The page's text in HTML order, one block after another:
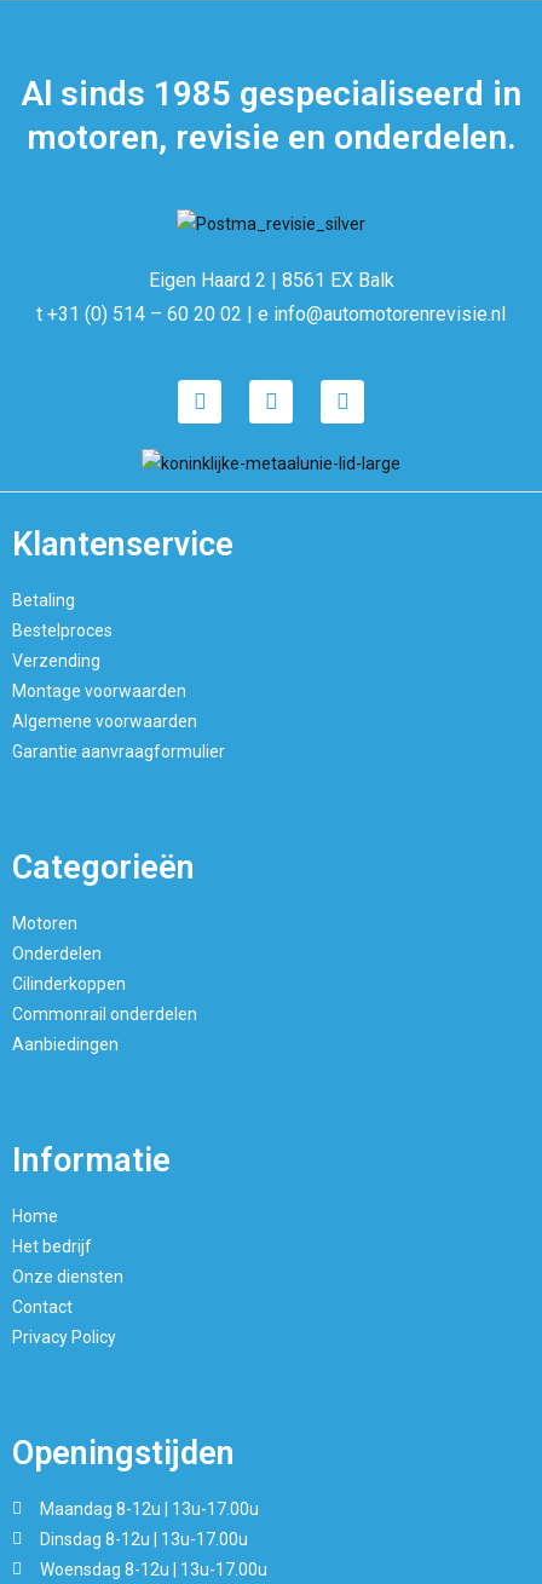
Al sinds 1985 gespecialiseerd in
motoren, revisie en onderdelen.
Eigen Haard 2 | 8561 EX Balk
t +31 (0) 514 – 60 20 02 | e info@automotorenrevisie.nl
Klantenservice
Betaling
Bestelproces
Verzending
Montage voorwaarden
Algemene voorwaarden
Garantie aanvraagformulier
Categorieën
Motoren
Onderdelen
Cilinderkoppen
Commonrail onderdelen
Aanbiedingen
Informatie
Home
Het bedrijf
Onze diensten
Contact
Privacy Policy
Openingstijden
Maandag 8-12u | 13u-17.00u
Dinsdag 8-12u | 13u-17.00u
Woensdag 8-12u | 13u-17.00u